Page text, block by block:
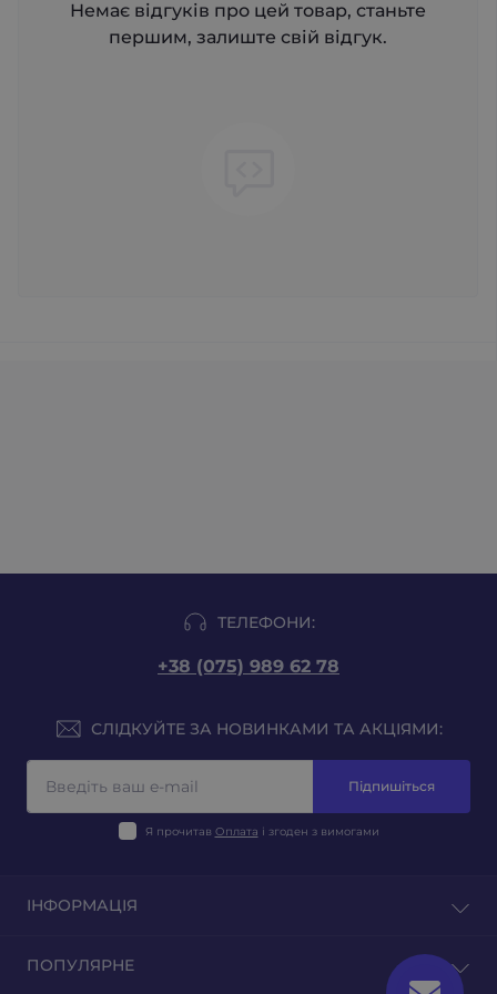
Немає відгуків про цей товар, станьте
першим, залиште свій відгук.
ТЕЛЕФОНИ:
+38 (075) 989 62 78
СЛІДКУЙТЕ ЗА НОВИНКАМИ ТА АКЦІЯМИ:
Підпишіться
Я прочитав Оплата і згоден з вимогами
ІНФОРМАЦІЯ
Відгуки
ПОПУЛЯРНЕ